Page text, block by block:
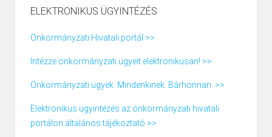
ELEKTRONIKUS ÜGYINTÉZÉS
Önkormányzati Hivatali portál >>
Intézze önkormányzati ügyeit elektronikusan! >>
Önkormányzati ügyek. Mindenkinek. Bárhonnan. >>
Elektronikus ügyintézés az önkormányzati hivatali
portálon általános tájékoztató >>